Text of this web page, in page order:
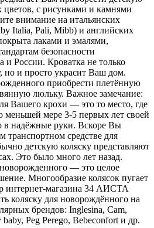
цветов, с рисунками и камнями
внимание на итальянских
Italia, Pali, Mibb) и английских
лаками и эмалями,
безопасности
и России. Кроватка не только
но и просто украсит Ваш дом.
приобрести плетённую
люльку. Важное замечание:
Вашего крохи — это то место, где
меньшей мере 3-5 первых лет своей
в надёжные руки. Вскоре Вы
транспортном средстве для
детскую коляску представляют
Это было много лет назад.
— это целое
Многообразие колясок пугает
интернет-магазина 34 АИСТА
коляску для новорождённого на
брендов: Inglesina, Cam,
Peg Perego, Bebeconfort и др.